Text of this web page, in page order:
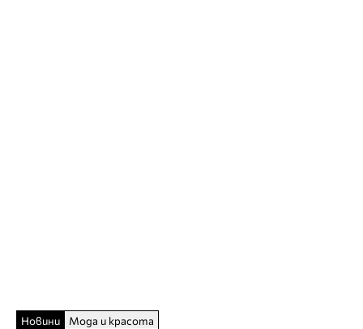
Новини Мода и красота